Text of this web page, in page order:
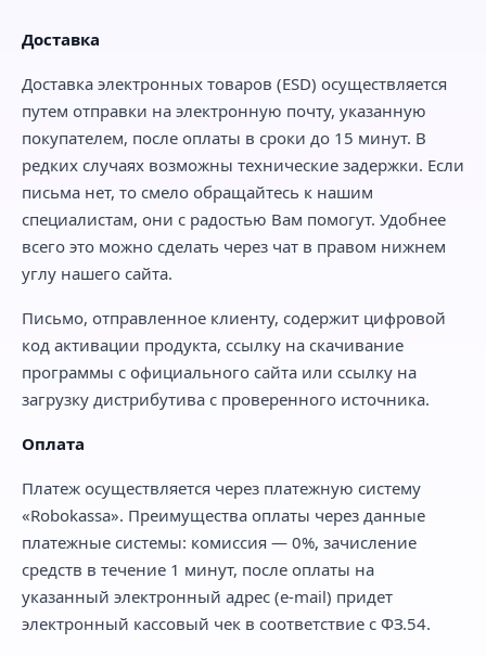
Доставка
Доставка электронных товаров (ESD) осуществляется
путем отправки на электронную почту, указанную
покупателем, после оплаты в сроки до 15 минут. В
редких случаях возможны технические задержки. Если
письма нет, то смело обращайтесь к нашим
специалистам, они с радостью Вам помогут. Удобнее
всего это можно сделать через чат в правом нижнем
углу нашего сайта.
Письмо, отправленное клиенту, содержит цифровой
код активации продукта, ссылку на скачивание
программы с официального сайта или ссылку на
загрузку дистрибутива с проверенного источника.
Оплата
Платеж осуществляется через платежную систему
«Robokassa». Преимущества оплаты через данные
платежные системы: комиссия — 0%, зачисление
средств в течение 1 минут, после оплаты на
указанный электронный адрес (e-mail) придет
электронный кассовый чек в соответствие с ФЗ.54.